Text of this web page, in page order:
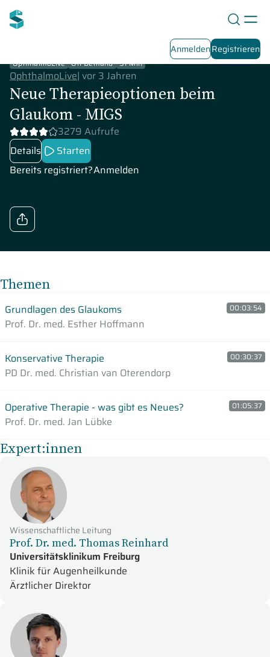
AnmeldenRegistrieren
OphthalmoLive On-Demand 91 Min
OphthalmoLive| vor 3 Jahren
Neue Therapieoptionen beim
Glaukom - MIGS
3279 Aufrufe
Details
Starten
Bereits registriert?Anmelden
Themen
Grundlagen des Glaukoms
Prof. Dr. med. Esther Hoffmann
00:03:54
Konservative Therapie
PD Dr. med. Christian van Oterendorp
00:30:37
Operative Therapie - was gibt es Neues?
Prof. Dr. med. Jan Lübke
01:05:37
Expert:innen
Wissenschaftliche Leitung
Prof. Dr. med. Thomas Reinhard
Universitätsklinikum Freiburg
Klinik für Augenheilkunde
Ärztlicher Direktor